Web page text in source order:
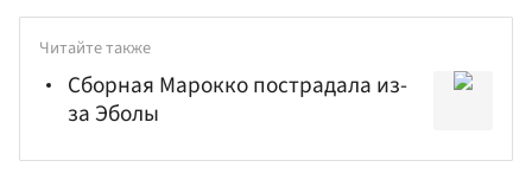
Читайте также
Сборная Марокко пострадала из-
за Эболы